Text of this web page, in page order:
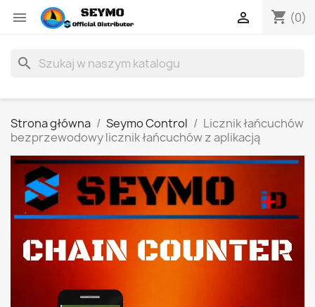
 shopping_cart (0)

search
Strona główna Seymo Control
Licznik łańcuchów
bezprzewodowy licznik łańcuchów z aplikacją